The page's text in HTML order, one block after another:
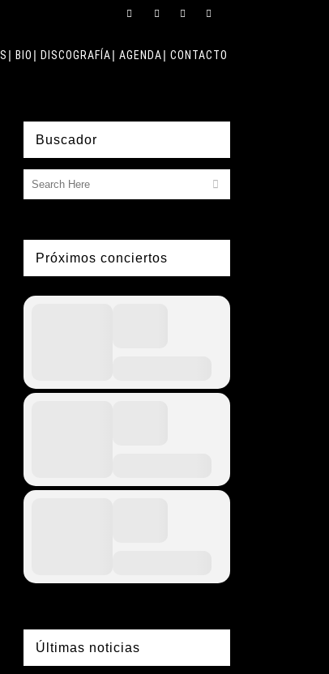
BIO DISCOGRAFÍA AGENDA CONTACTO
Buscador
Próximos conciertos
Últimas noticias